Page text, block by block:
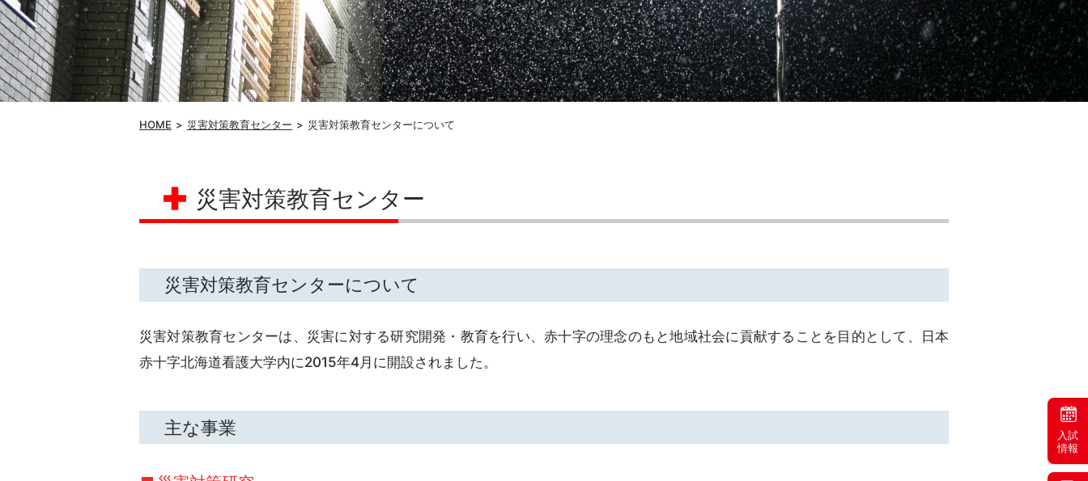
HOME 災害対策教育センター 災害対策教育センターについて
災害対策教育センター
災害対策教育センターについて
災害対策教育センターは、災害に対する研究開発・教育を行い、赤十字の理念のもと地域社会に貢献することを目的として、日本
赤十字北海道看護大学内に2015年4月に開設されました。
主な事業
入試
情報